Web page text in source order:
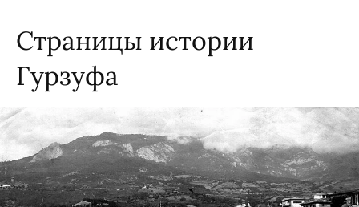
Страницы истории
Гурзуфа